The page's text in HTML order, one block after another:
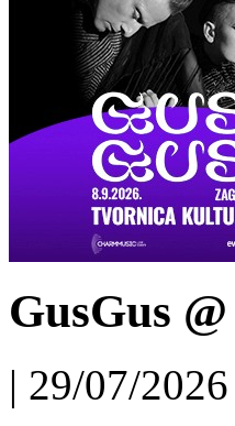
GusGus
| 29/07/